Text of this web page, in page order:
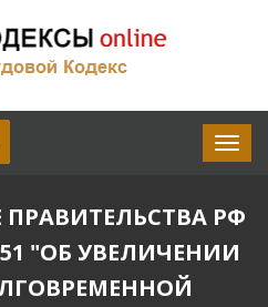
РФ
"ОБ УВЕЛИЧЕНИИ